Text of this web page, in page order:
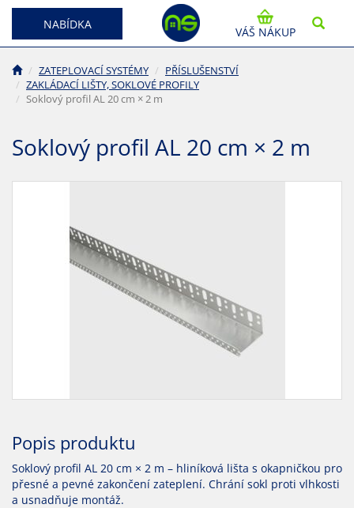
NABÍDKA
VÁŠ NÁKUP
ZATEPLOVACÍ SYSTÉMY
PŘÍSLUŠENSTVÍ
ZAKLÁDACÍ LIŠTY, SOKLOVÉ PROFILY
Soklový profil AL 20 cm × 2 m
Soklový profil AL 20 cm × 2 m
Popis produktu
Soklový profil AL 20 cm × 2 m – hliníková lišta s okapničkou pro
přesné a pevné zakončení zateplení. Chrání sokl proti vlhkosti
a usnadňuje montáž.